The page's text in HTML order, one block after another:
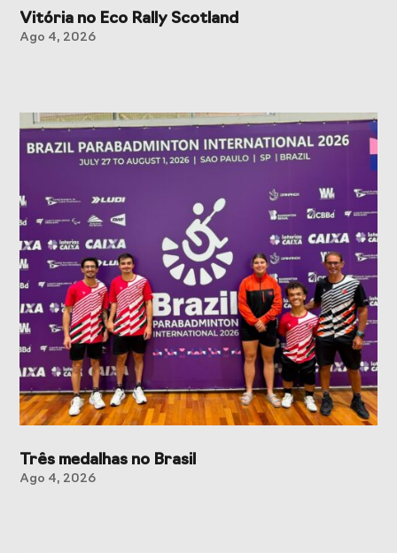
Vitória no Eco Rally Scotland
Ago 4, 2026
Três medalhas no Brasil
Ago 4, 2026